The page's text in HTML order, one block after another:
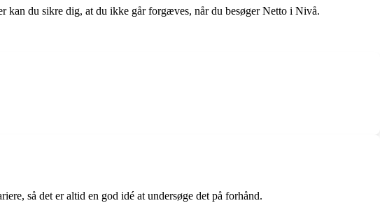
du sikre dig, at du ikke går forgæves, når du besøger Netto i Nivå.
så det er altid en god idé at undersøge det på forhånd.